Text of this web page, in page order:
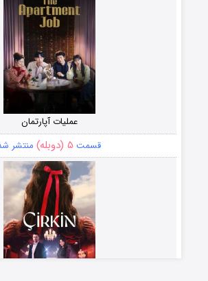
عملیات آپارتمان
قسمت ۵ (دوبله) منتشر